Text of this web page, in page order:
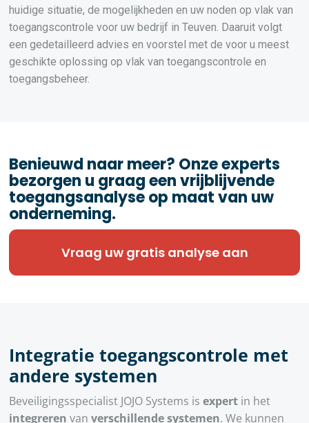
huidige situatie, de mogelijkheden en uw noden op vlak van
toegangscontrole voor uw bedrijf in Teuven. Daaruit volgt
een gedetailleerd advies en voorstel met de voor u meest
geschikte oplossing op vlak van toegangscontrole en
toegangsbeheer.
Benieuwd naar meer? Onze experts
bezorgen u graag een vrijblijvende
toegangsanalyse op maat van uw
onderneming.
Vraag uw gratis analyse aan
Integratie toegangscontrole met
andere systemen
Beveiligingsspecialist JOJO Systems isexpert in het
integreren vanverschillende systemen. We kunnen